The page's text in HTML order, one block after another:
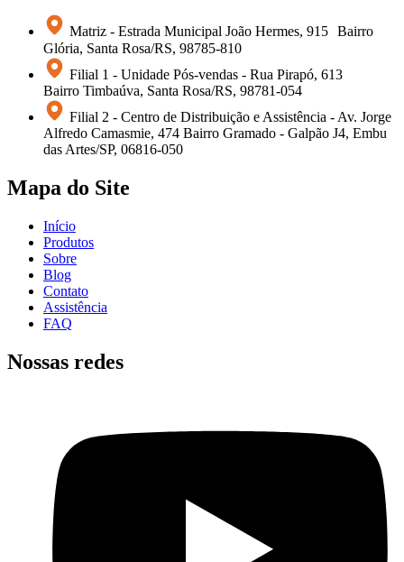
excelente preservação significa mais oportunidades para
pacientes que aguardam um coração na fila de
transplantes”, conclui Alvarez.
Matriz - Estrada Municipal João Hermes, 915 Bairro
Glória, Santa Rosa/RS, 98785-810
Filial 1 - Unidade Pós-vendas - Rua Pirapó, 613
Bairro Timbaúva, Santa Rosa/RS, 98781-054
Filial 2 - Centro de Distribuição e Assistência - Av. Jorge
Alfredo Camasmie, 474 Bairro Gramado - Galpão J4, Embu
das Artes/SP, 06816-050
Mapa do Site
Início
Produtos
Sobre
Blog
Contato
Assistência
FAQ
Nossas redes